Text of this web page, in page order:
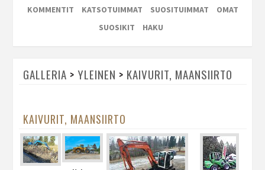
KOMMENTIT
KATSOTUIMMAT SUOSITUIMMAT
OMAT
SUOSIKIT
HAKU
GALLERIA > YLEINEN > KAIVURIT, MAANSIIRTO
KAIVURIT, MAANSIIRTO